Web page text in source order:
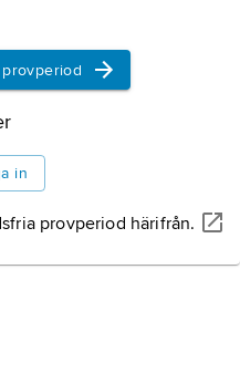
in
provperiod härifrån.